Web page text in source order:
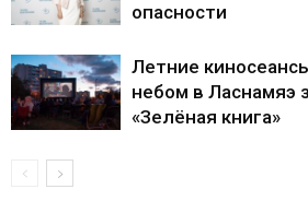
опасности
Летние
небом в Ласнамяэ
«Зелёная книга»